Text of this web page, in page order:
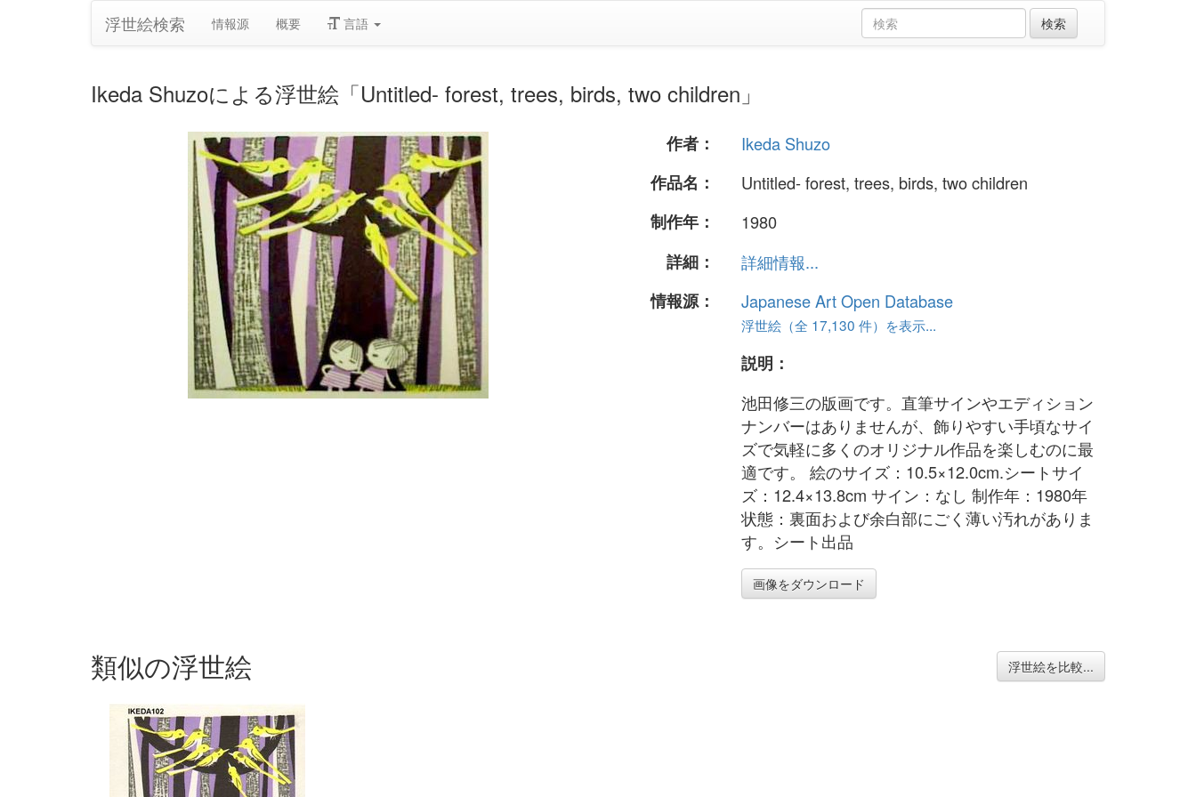
浮世絵検索 情報源 概要 言語
Ikeda Shuzoによる浮世絵「Untitled- forest, trees, birds, two children」
作者：
Ikeda Shuzo
作品名：
Untitled- forest, trees, birds, two children
制作年：
1980
詳細：
詳細情報...
情報源：
Japanese Art Open Database
浮世絵（全 17,130 件）を表示...
説明：
池田修三の版画です。直筆サインやエディション
ナンバーはありませんが、飾りやすい手頃なサイ
ズで気軽に多くのオリジナル作品を楽しむのに最
適です。 絵のサイズ：10.5×12.0cm.シートサイ
ズ：12.4×13.8cm サイン：なし 制作年：1980年
状態：裏面および余白部にごく薄い汚れがありま
す。シート出品
画像をダウンロード
類似の浮世絵 浮世絵を比較...